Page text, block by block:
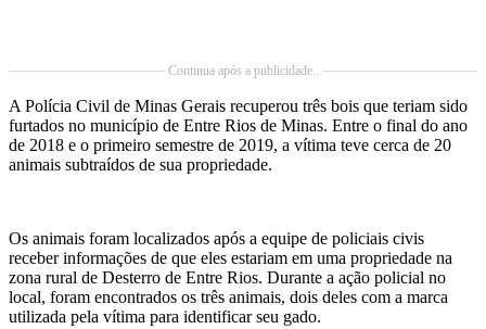
Continua após a publicidade..
A Polícia Civil de Minas Gerais recuperou três bois que teriam sido
furtados no município de Entre Rios de Minas. Entre o final do ano
de 2018 e o primeiro semestre de 2019, a vítima teve cerca de 20
animais subtraídos de sua propriedade.
Os animais foram localizados após a equipe de policiais civis
receber informações de que eles estariam em uma propriedade na
zona rural de Desterro de Entre Rios. Durante a ação policial no
local, foram encontrados os três animais, dois deles com a marca
utilizada pela vítima para identificar seu gado.